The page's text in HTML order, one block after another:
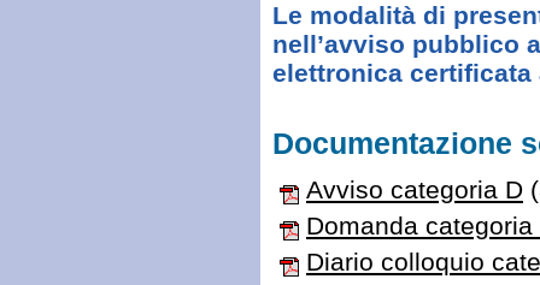
Le modalità di
nell’avviso pubblico
elettronica certificata
Documentazione
Avviso categoria D
Domanda categoria
Diario colloquio